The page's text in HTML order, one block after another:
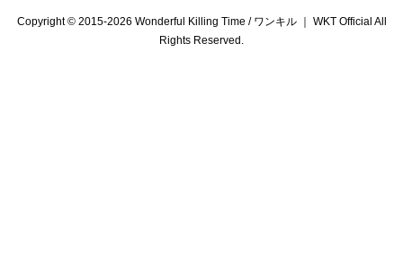
Copyright © 2015-2026 Wonderful Killing Time / ワンキル ｜ WKT Official All
Rights Reserved.